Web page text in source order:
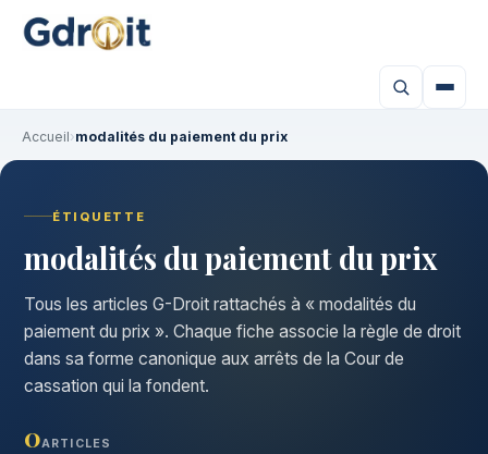
Accueil›modalités du paiement du prix
ÉTIQUETTE
modalités du paiement du prix
Tous les articles G-Droit rattachés à « modalités du
paiement du prix ». Chaque fiche associe la règle de droit
dans sa forme canonique aux arrêts de la Cour de
cassation qui la fondent.
0ARTICLES